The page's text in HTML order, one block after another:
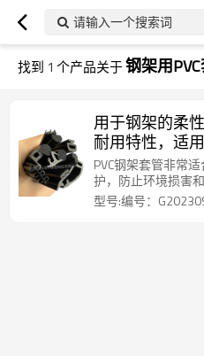
请输入一个搜索词
找到 1 个产品关于钢架用
用于钢架的柔
耐用特性，适
PVC钢架套管非常
护，防止环境损害
型号:编号：